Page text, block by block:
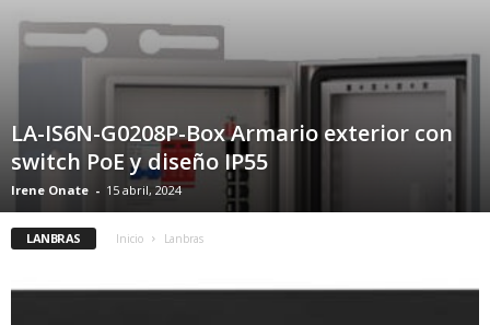
LA-IS6N-G0208P-Box Armario exterior con
switch PoE y diseño IP55
Irene Onate - 15 abril, 2024
LANBRAS Inicio Lanbras